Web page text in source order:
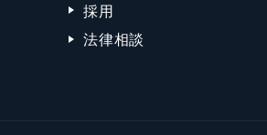
採用
法律相談